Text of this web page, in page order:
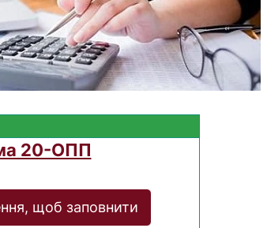
20-ОПП
щоб заповнити